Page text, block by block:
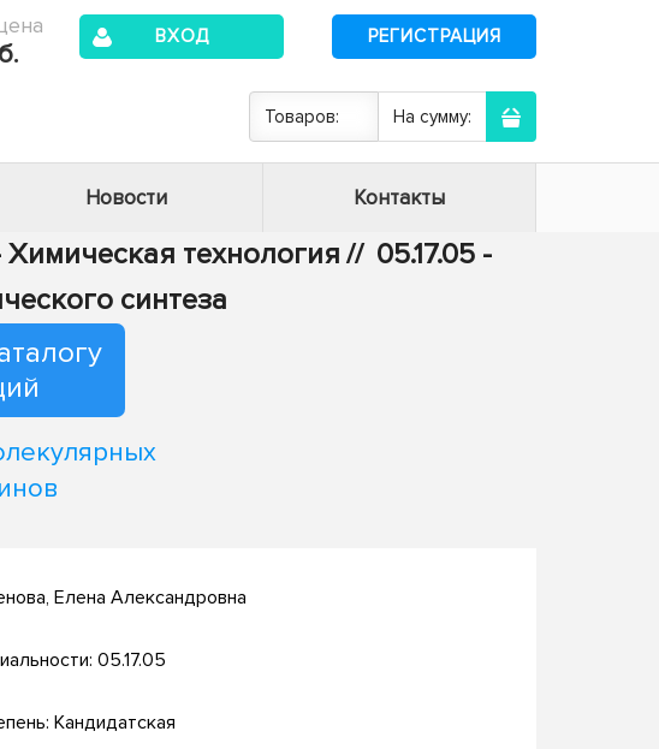
ВХОД РЕГИСТРАЦИЯ
Товаров: На сумму:
Новости Контакты
Химическая технология // 05.17.05 -
синтеза
Елена Александровна
05.17.05
Кандидатская